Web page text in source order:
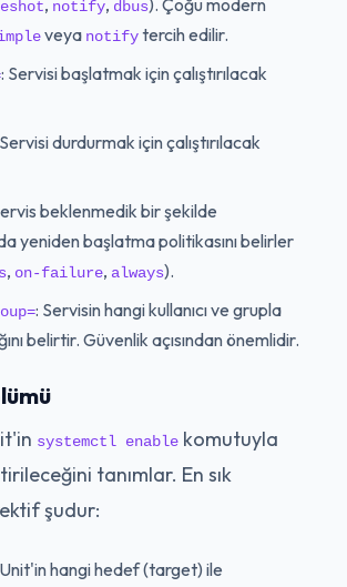
, notify, dbus). Çoğu modern
veya notifytercih edilir.
: Servisi başlatmak için çalıştırılacak
durdurmak için çalıştırılacak
beklenmedik bir şekilde
yeniden başlatma politikasını belirler
, on-failure, always).
: Servisin hangi kullanıcı ve grupla
belirtir. Güvenlik açısından önemlidir.
systemctl enable komutuyla
tanımlar. En sık
şudur:
hangi hedef (target) ile